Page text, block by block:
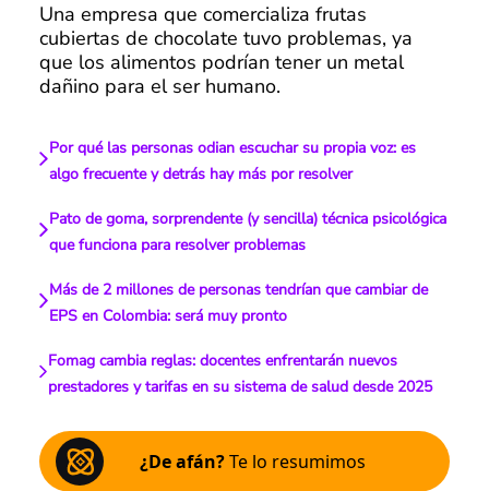
Una empresa que comercializa frutas
cubiertas de chocolate tuvo problemas, ya
que los alimentos podrían tener un metal
dañino para el ser humano.
Por qué las personas odian escuchar su propia voz: es
algo frecuente y detrás hay más por resolver
Pato de goma, sorprendente (y sencilla) técnica psicológica
que funciona para resolver problemas
Más de 2 millones de personas tendrían que cambiar de
EPS en Colombia: será muy pronto
Fomag cambia reglas: docentes enfrentarán nuevos
prestadores y tarifas en su sistema de salud desde 2025
¿De afán?Te lo resumimos